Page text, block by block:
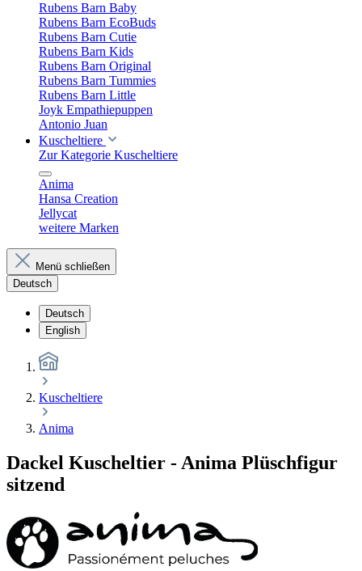
Rubens Barn Baby
Rubens Barn EcoBuds
Rubens Barn Cutie
Rubens Barn Kids
Rubens Barn Original
Rubens Barn Tummies
Rubens Barn Little
Joyk Empathiepuppen
Antonio Juan
Kuscheltiere
Zur Kategorie Kuscheltiere
Anima
Hansa Creation
Jellycat
weitere Marken
Menü schließen
Deutsch
Deutsch
English
Kuscheltiere
Anima
Dackel Kuscheltier - Anima Plüschfigur
sitzend